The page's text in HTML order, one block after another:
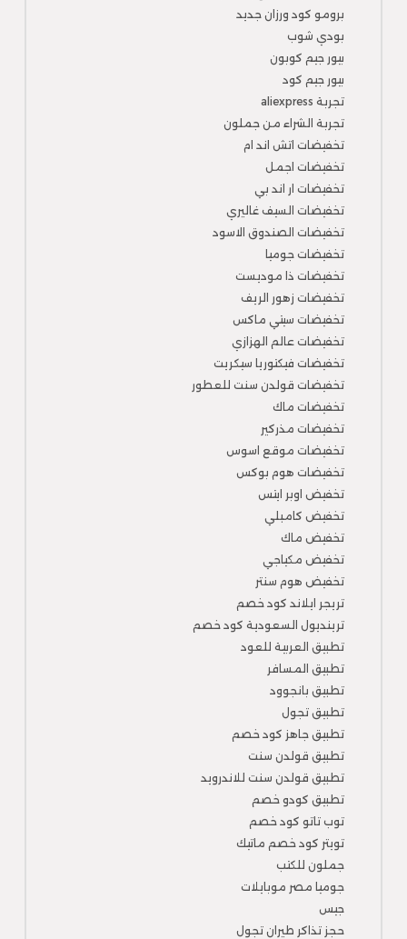
برومو كود ورزان جديد
بودي شوب
بيور جيم كوبون
بيور جيم كود
تجربة aliexpress
تجربة الشراء من جملون
تخفيضات اتش اند ام
تخفيضات اجمل
تخفيضات ار اند بي
تخفيضات السيف غاليري
تخفيضات الصندوق الاسود
تخفيضات جوميا
تخفيضات ذا موديست
تخفيضات زهور الريف
تخفيضات سيتي ماكس
تخفيضات عالم الهزازي
تخفيضات فيكتوريا سيكريت
تخفيضات قولدن سنت للعطور
تخفيضات ماك
تخفيضات مذركير
تخفيضات موقع اسوس
تخفيضات هوم بوكس
تخفيض اوبر ايتس
تخفيض كامبلي
تخفيض ماك
تخفيض مكياجي
تخفيض هوم سنتر
تريجر ايلاند كود خصم
ترينديول السعودية كود خصم
تطبيق العربية للعود
تطبيق المسافر
تطبيق بانجوود
تطبيق تجول
تطبيق جاهز كود خصم
تطبيق قولدن سنت
تطبيق قولدن سنت للاندرويد
تطبيق كودو خصم
توب تاتو كود خصم
تويتر كود خصم ماتيك
جملون للكتب
جوميا مصر موبايلات
جيس
حجز تذاكر طيران تجول